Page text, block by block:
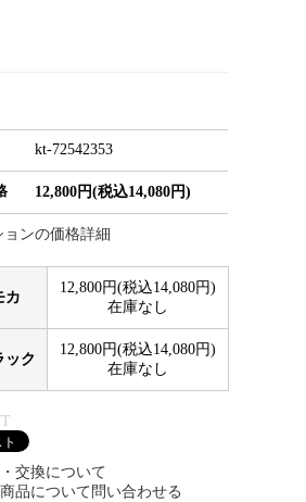
kt-72542353
12,800円(税込14,080円)
ョンの価格詳細
カ
12,800円(税込14,080円)
在庫なし
ック
12,800円(税込14,080円)
在庫なし
交換について
品について問い合わせる